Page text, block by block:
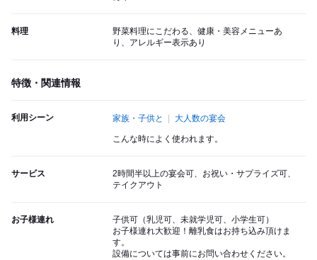
料理
野菜料理にこだわる、健康・美容メニューあ
り、アレルギー表示あり
特徴・関連情報
利用シーン 家族・子供と 大人数の宴会
こんな時によく使われます。
サービス
2時間半以上の宴会可、お祝い・サプライズ可、
テイクアウト
お子様連れ
子供可（乳児可、未就学児可、小学生可）
お子様連れ大歓迎！離乳食はお持ち込み頂けま
す。
設備については事前にお問い合わせください。